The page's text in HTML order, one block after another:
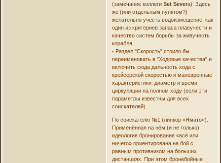
(замечание коллеги Set Severа). Здесь
же (или отдельным пунктом?)
желательно учесть водоизмещение, как
один из критериев запаса плавучести и
качество систем борьбы за живучесть
корабля.
- Раздел "Скорость" стоило бы
переименовать в "Ходовые качества" и
включить сюда дальность хода с
крейсерской скоростью и маневренные
характеристики: диаметр и время
циркуляции на полном ходу (если эти
параметры известны для всех
соискателей).
По соискателю №1 (линкор «Ямато»).
Применённая на нём (и не только)
идеология бронирования «всё или
ничего» ориентирована на бой с
равным противником на больших
дистанциях. При этом бронебойные